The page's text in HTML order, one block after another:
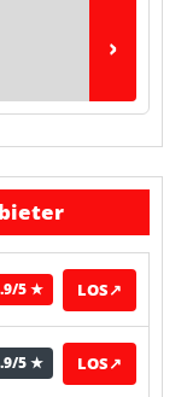
›
5 ★ LOS↗
5 ★ LOS↗